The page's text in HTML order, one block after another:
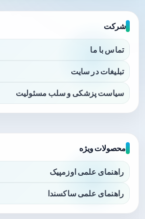
شرکت
تماس با ما
تبلیغات در سایت
سیاست پزشکی و سلب مسئولیت
محصولات ویژه
راهنمای علمی اوزمپیک
راهنمای علمی ساکسندا